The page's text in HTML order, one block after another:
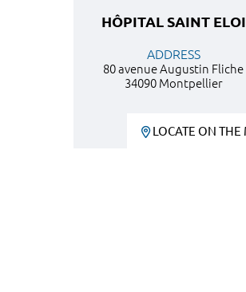
HÔPITAL SAINT ELOI
ADDRESS
80 avenue Augustin Fliche
34090 Montpellier
LOCATE ON THE